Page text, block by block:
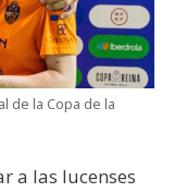
de la Copa de la
a las lucenses